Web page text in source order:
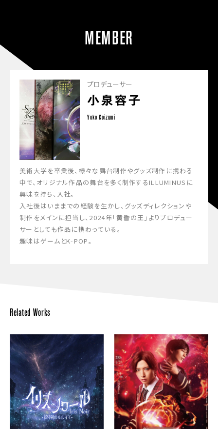
MEMBER
プロデューサー
小泉容子
Yoko Koizumi
美術大学を卒業後、様々な舞台制作やグッズ制作に携わる
中で、オリジナル作品の舞台を多く制作するILLUMINUSに
興味を持ち、入社。
入社後はいままでの経験を生かし、グッズディレクションや
制作をメインに担当し、2024年「黄昏の王」よりプロデュー
サーとしても作品に携わっている。
趣味はゲームとK-POP。
Related Works